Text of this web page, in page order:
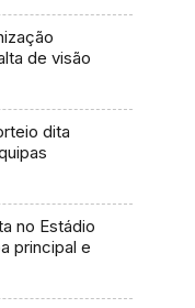
de visão
dita
no Estádio
principal e